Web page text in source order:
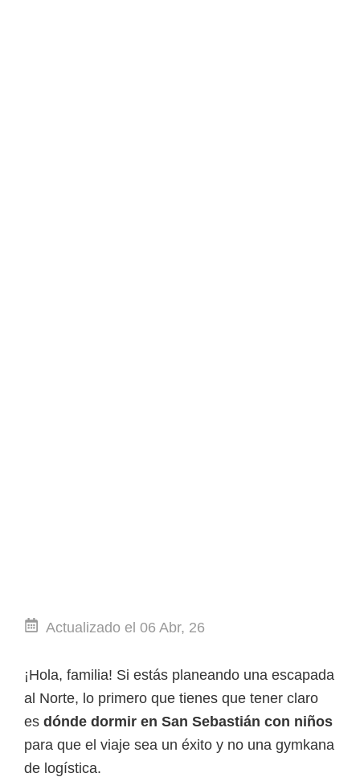
Actualizado el 06 Abr, 26
¡Hola, familia! Si estás planeando una escapada
al Norte, lo primero que tienes que tener claro
es dónde dormir en San Sebastián con niños
para que el viaje sea un éxito y no una gymkana
de logística.